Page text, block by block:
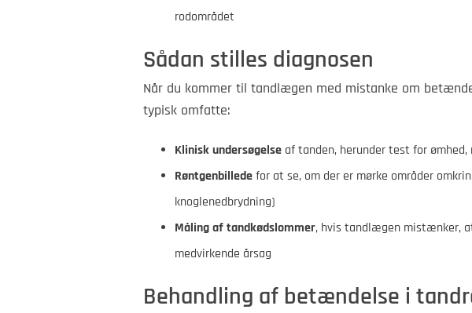
rodområdet
Sådan stilles diagnosen
Når du kommer til tandlægen med mistanke om
typisk omfatte:
Klinisk undersøgelseaf tanden, herunder test for
Røntgenbilledefor at se, om der er mørke områder
knoglenedbrydning)
Måling af tandkødslommer, hvis tandlægen mistænker,
medvirkende årsag
Behandling af betændelse i